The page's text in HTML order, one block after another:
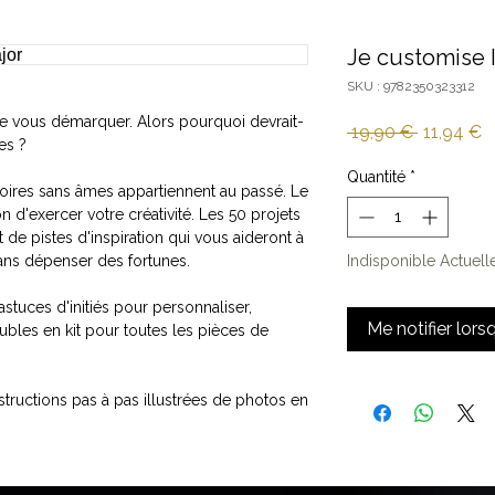
vous démarquer. Alors pourquoi devrait-
?
sans âmes appartiennent au passé. Le
d'exercer votre créativité. Les 50 projets
de pistes d'inspiration qui vous aideront à
dépenser des fortunes.
d'initiés pour personnaliser,
en kit pour toutes les pièces de
pas à pas illustrées de photos en
Je customise
SKU : 9782350323312
19,90 € Prix
11,94 €
Quantité *
Indisponible
Me notifier